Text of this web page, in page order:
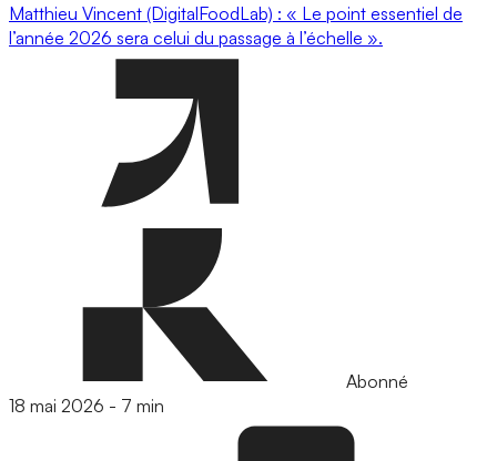
Matthieu Vincent (DigitalFoodLab) : « Le point essentiel de
l’année 2026 sera celui du passage à l’échelle ».
Abonné
18 mai 2026 - 7 min